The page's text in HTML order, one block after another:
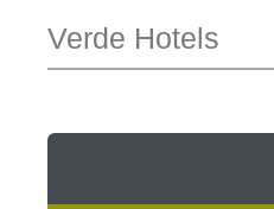
Verde Hotels